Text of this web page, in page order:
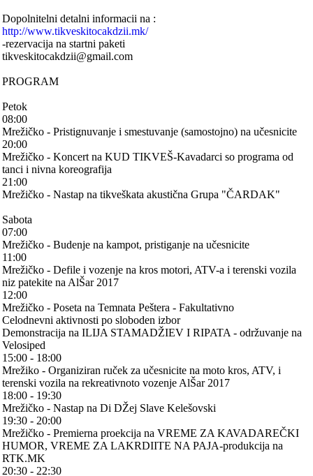
Dopolnitelni detalni informacii na :
http://www.tikveskitocakdzii.mk/
-rezervacija na startni paketi
tikveskitocakdzii@gmail.com
PROGRAM
Petok
08:00
Mrežičko - Pristignuvanje i smestuvanje (samostojno) na učesnicite
20:00
Mrežičko - Koncert na KUD TIKVEŠ-Kavadarci so programa od
tanci i nivna koreografija
21:00
Mrežičko - Nastap na tikveškata akustična Grupa "ČARDAK"
Sabota
07:00
Mrežičko - Budenje na kampot, pristiganje na učesnicite
11:00
Mrežičko - Defile i vozenje na kros motori, ATV-a i terenski vozila
niz patekite na AlŠar 2017
12:00
Mrežičko - Poseta na Temnata Peštera - Fakultativno
Celodnevni aktivnosti po sloboden izbor
Demonstracija na ILIJA STAMADŽIEV I RIPATA - održuvanje na
Velosiped
15:00 - 18:00
Mrežiko - Organiziran ruček za učesnicite na moto kros, ATV, i
terenski vozila na rekreativnoto vozenje AlŠar 2017
18:00 - 19:30
Mrežičko - Nastap na Di DŽej Slave Kelešovski
19:30 - 20:00
Mrežičko - Premierna proekcija na VREME ZA KAVADAREČKI
HUMOR, VREME ZA LAKRDIITE NA PAJA-produkcija na
RTK.MK
20:30 - 22:30